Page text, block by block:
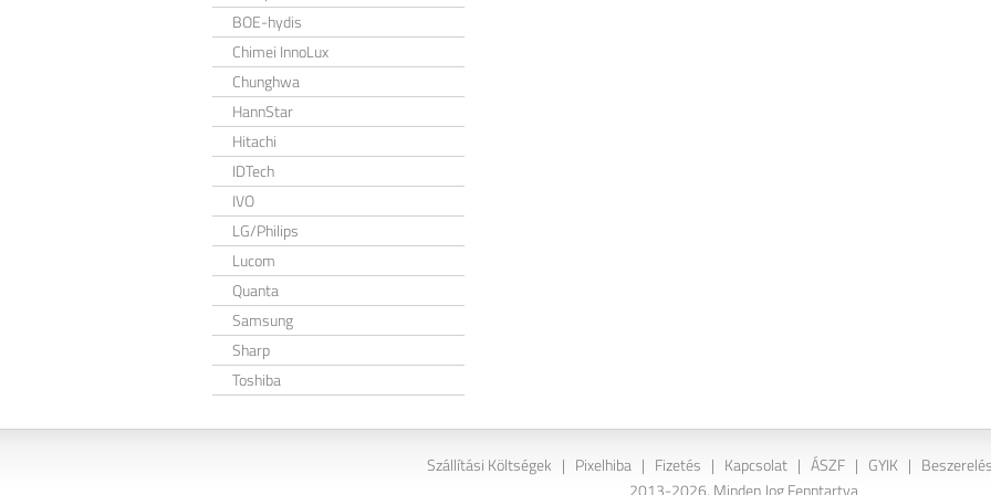
BOE-hydis
Chimei InnoLux
Chunghwa
HannStar
Hitachi
IDTech
IVO
LG/Philips
Lucom
Quanta
Samsung
Sharp
Toshiba
Szállítási Költségek | Pixelhiba | Fizetés | Kapcsolat | ÁSZF | GYIK |
2013-2026. Minden Jog Fenntartva